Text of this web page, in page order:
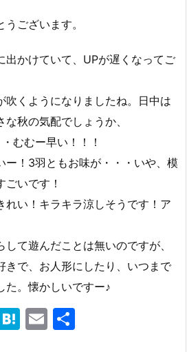
ございます。
出かけていて、UPが遅くなってご
吹くようになりましたね。日中は
秋の気配でしょうか、
むむー早い！！！
ー！3羽ともお味が・・・いや、模
いです！
れい！キラキラ涼しそうです！ア
て遊んだことは無いのですが、
きで、お人形にしたり、いつまで
た。懐かしいですー♪
H
E